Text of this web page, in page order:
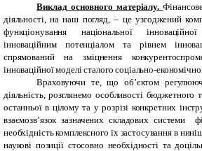
Виклад основного матеріалу.
діяльності, на наш погляд, – це узгоджений
функціонування національної
інноваційним потенціалом та рівнем
спрямований на зміцнення
інноваційної моделі сталого соціально-
Враховуючи те, що об’єктом
діяльність, розглянемо особливості бюджетного
останньої в цілому та у розрізі конкретних
взаємозв’язок зазначених складових системи
необхідність комплексного їх застосування в
наукові позиції стосовно необхідності та